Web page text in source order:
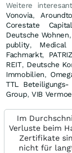
Weitere
Vonovia,
Corestate Capital
Deutsche Wohnen
publity,
Fachmarkt,
REIT, Deutsche
Immobilien,
TTL
Group, VIB
Im
Verluste beim
Zertifikate
nicht für